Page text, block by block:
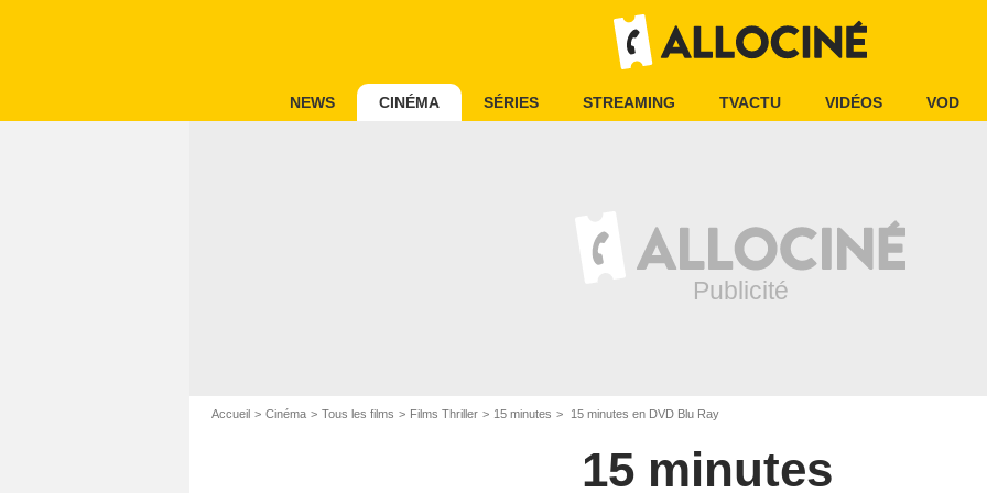
NEWS CINÉMA SÉRIES STREAMING TVACTU VIDÉOS VOD
Accueil Cinéma Tous les films Films Thriller 15 minutes 15 minutes en DVD Blu Ray
15 minutes